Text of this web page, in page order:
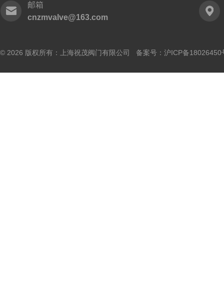
邮箱
cnzmvalve@163.com
© 2026 版权所有：上海祝茂阀门有限公司 备案号： 沪ICP备18026450